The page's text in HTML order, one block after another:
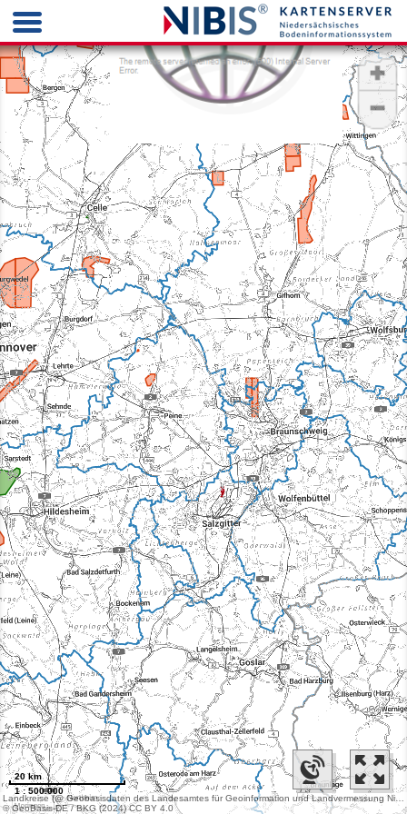
© GeoBasis-DE / BKG (2024) CC BY 4.0
20 km
1 : 500.000